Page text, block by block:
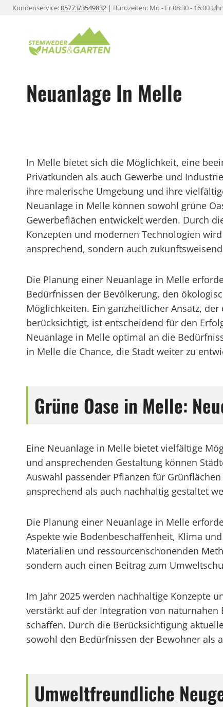
ZumKundenservice:05773/3549832 | Bürozeiten: Mo - Fr 08:30 - 16:00 Uhr
Neuanlage In Melle
In Melle bietet sich die Möglichkeit, eine
Privatkunden als auch Gewerbe und
ihre malerische Umgebung und ihre
Neuanlage in Melle können sowohl grüne
Gewerbeflächen entwickelt werden. Durch
Konzepten und modernen Technologien
ansprechend, sondern auch
Die Planung einer Neuanlage in Melle
Bedürfnissen der Bevölkerung, den
Möglichkeiten. Ein ganzheitlicher Ansatz,
berücksichtigt, ist entscheidend für den
Neuanlage in Melle optimal an die
in Melle die Chance, die Stadt weiter zu
Grüne Oase in Melle:
Eine Neuanlage in Melle bietet vielfältige
und ansprechenden Gestaltung können
Auswahl passender Pflanzen für
ansprechend als auch nachhaltig gestaltet
Die Planung einer Neuanlage in Melle
Aspekte wie Bodenbeschaffenheit, Klima
Materialien und ressourcenschonenden
sondern auch einen Beitrag zum
Im Jahr 2025 werden nachhaltige Konzepte
verstärkt auf der Integration von
schaffen. Durch die Berücksichtigung
sowohl den Bedürfnissen der Bewohner als
Umweltfreundliche